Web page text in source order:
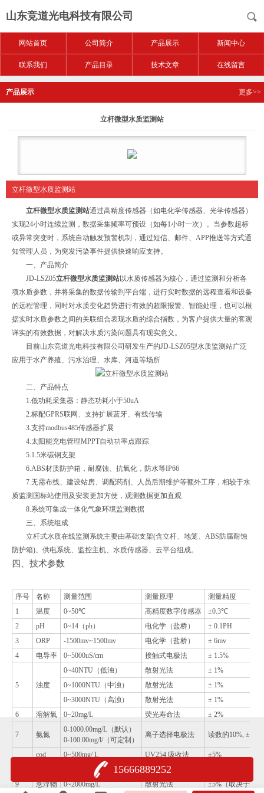
山东竞道光电科技有限公司
网站首页 公司简介 产品展示 新闻中心
联系我们 产品目录 技术文章 在线留言
产品展示 更多>>
立杆微型水质监测站
立杆微型水质监测站
立杆微型水质监测站通过高精度传感器（如电化学传感器、光学传感器）
实现24小时连续监测，数据采集频率可预设（如每1小时一次）。当参数超标
或异常突变时，系统自动触发预警机制，通过短信、邮件、APP推送等方式通
知管理人员，为突发污染事件提供快速响应支持。
一、 产品简介
JD-LSZ05立杆微型水质监测站以水质传感器为核心，通过监测和分析各
项水质参数，并将采集的数据传输到平台端，进行实时数据的远程查看和设备
的远程管理，同时对水质变化趋势进行有效的超限报警、智能处理，也可以根
据实时水质参数之间的关联组合表现水质的综合指数，为客户提供大量的客观
详实的有效数据，对解决水质污染问题具有现实意义。
目前山东竞道光电科技有限公司研发生产的JD-LSZ05型水质监测站广泛
应用于水产养殖、污水治理、水库、河道等场所
二、产品特点
1.低功耗采集器：静态功耗小于50uA
2.标配GPRS联网、支持扩展蓝牙、有线传输
3.支持modbus485传感器扩展
4.太阳能充电管理MPPT自动功率点跟踪
5.1.5米碳钢支架
6.ABS材质防护箱，耐腐蚀、抗氧化，防水等IP66
7.无需布线、建设站房、调配药剂、人员后期维护等额外工序，相较于水
质监测国标站使用及安装更加方便，观测数据更加直观
8.系统可集成一体化气象环境监测数据
三、系统组成
立杆式水质在线监测系统主要由基础支架(含立杆、地笼、ABS防腐耐蚀
防护箱)、供电系统、监控主机、水质传感器、云平台组成。
四、技术参数
序号 名称 测量范围 测量原理
测量精度
1
温度 0~50℃ 高精度数字传感器
±0.3℃
2
pH 0~14（ph） 电化学（盐桥）
± 0.1PH
3
ORP -1500mv~1500mv 电化学（盐桥）
± 6mv
4
电导率 0~5000uS/cm 接触式电极法 ± 1.5%
5 浊度
0~40NTU（低浊） 散射光法
± 1%
0~1000NTU（中浊）
散射光法
± 1%
0~3000NTU（高浊）
散射光法
± 1%
6
溶解氧 0~20mg/L 荧光寿命法 ± 2%
7 氨氮
0-1000.00mg/L（默认）
0-100.00mg/l/（可定制）
离子选择电极法 读数的10%,
cod 0~500mg/ L UV254 吸收法
±5%
0~400NTU 散射光法
9
悬浮物 0~2000mg/L 散射光法 ±5%（取决于污
15666889252